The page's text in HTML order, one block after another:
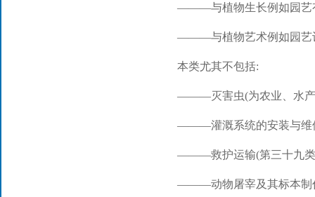
———与植物生长例如园艺
———与植物艺术例如园艺
本类尤其不包括:
———灭害虫(为农业、水产
———灌溉系统的安装与维
———救护运输(第三十九
———动物屠宰及其标本制